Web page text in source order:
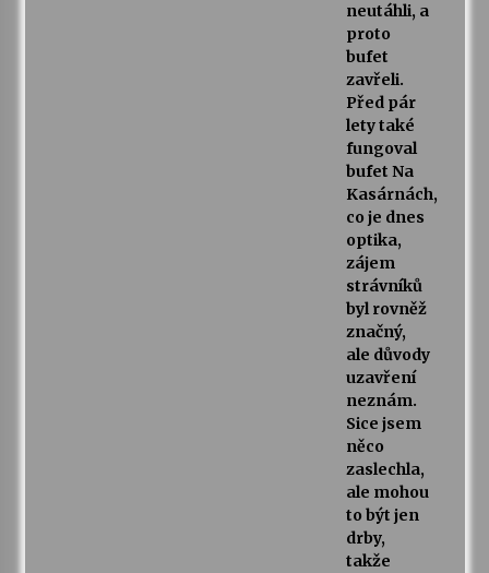
neutáhli, a
proto
bufet
zavřeli.
Před pár
lety také
fungoval
bufet Na
Kasárnách,
co je dnes
optika,
zájem
strávníků
byl rovněž
značný,
ale důvody
uzavření
neznám.
Sice jsem
něco
zaslechla,
ale mohou
to být jen
drby,
takže